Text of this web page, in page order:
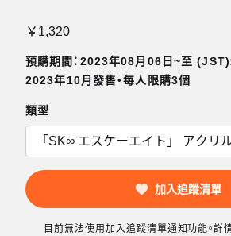
￥1,320
預購期間：2023年08月06日~至
2023年10月發售・每人限購3個
類型
加入追蹤清單
目前無法使用加入追蹤清單通知功能。詳